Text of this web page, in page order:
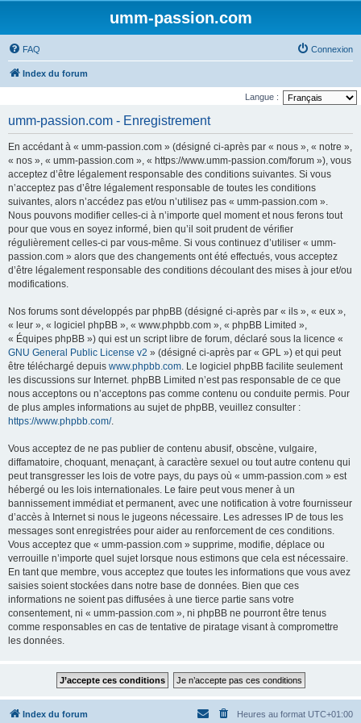
umm-passion.com
FAQ Connexion
Index du forum
Langue :
umm-passion.com - Enregistrement
En accédant à « umm-passion.com » (désigné ci-après par « nous », « notre »,
« nos », « umm-passion.com », « https://www.umm-passion.com/forum »), vous
acceptez d’être légalement responsable des conditions suivantes. Si vous
n’acceptez pas d’être légalement responsable de toutes les conditions
suivantes, alors n’accédez pas et/ou n’utilisez pas « umm-passion.com ».
Nous pouvons modifier celles-ci à n’importe quel moment et nous ferons tout
pour que vous en soyez informé, bien qu’il soit prudent de vérifier
régulièrement celles-ci par vous-même. Si vous continuez d’utiliser « umm-
passion.com » alors que des changements ont été effectués, vous acceptez
d’être légalement responsable des conditions découlant des mises à jour et/ou
modifications.
Nos forums sont développés par phpBB (désigné ci-après par « ils », « eux »,
« leur », « logiciel phpBB », « www.phpbb.com », « phpBB Limited »,
« Équipes phpBB ») qui est un script libre de forum, déclaré sous la licence «
GNU General Public License v2 » (désigné ci-après par « GPL ») et qui peut
être téléchargé depuis www.phpbb.com. Le logiciel phpBB facilite seulement
les discussions sur Internet. phpBB Limited n’est pas responsable de ce que
nous acceptons ou n’acceptons pas comme contenu ou conduite permis. Pour
de plus amples informations au sujet de phpBB, veuillez consulter :
https://www.phpbb.com/.
Vous acceptez de ne pas publier de contenu abusif, obscène, vulgaire,
diffamatoire, choquant, menaçant, à caractère sexuel ou tout autre contenu qui
peut transgresser les lois de votre pays, du pays où « umm-passion.com » est
hébergé ou les lois internationales. Le faire peut vous mener à un
bannissement immédiat et permanent, avec une notification à votre fournisseur
d’accès à Internet si nous le jugeons nécessaire. Les adresses IP de tous les
messages sont enregistrées pour aider au renforcement de ces conditions.
Vous acceptez que « umm-passion.com » supprime, modifie, déplace ou
verrouille n’importe quel sujet lorsque nous estimons que cela est nécessaire.
En tant que membre, vous acceptez que toutes les informations que vous avez
saisies soient stockées dans notre base de données. Bien que ces
informations ne soient pas diffusées à une tierce partie sans votre
consentement, ni « umm-passion.com », ni phpBB ne pourront être tenus
comme responsables en cas de tentative de piratage visant à compromettre
les données.
Index du forum Heures au format UTC+01:00